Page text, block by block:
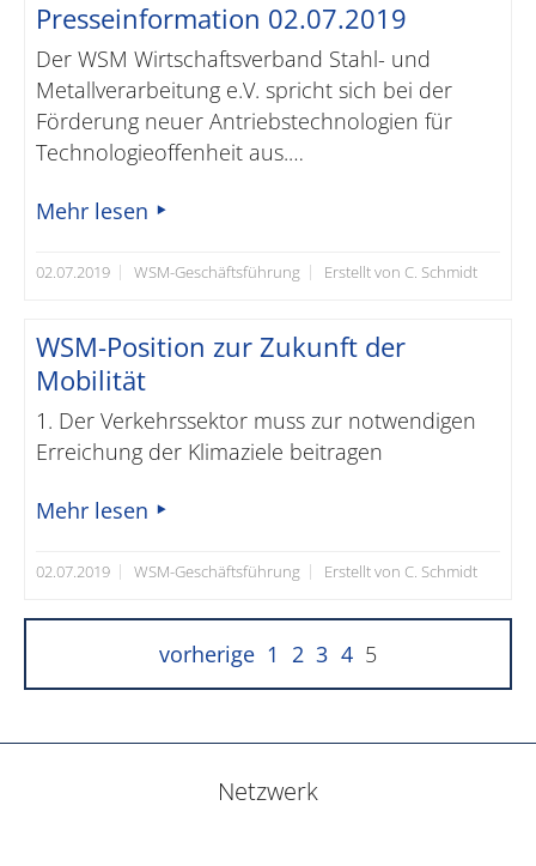
Presseinformation 02.07.2019
Der WSM Wirtschaftsverband Stahl- und
Metallverarbeitung e.V. spricht sich bei der
Förderung neuer Antriebstechnologien für
Technologieoffenheit aus.…
Mehr lesen
02.07.2019 WSM-Geschäftsführung Erstellt von C. Schmidt
WSM-Position zur Zukunft der
Mobilität
1. Der Verkehrssektor muss zur notwendigen
Erreichung der Klimaziele beitragen
Mehr lesen
02.07.2019 WSM-Geschäftsführung Erstellt von C. Schmidt
vorherige 1 2 3 4 5
Netzwerk